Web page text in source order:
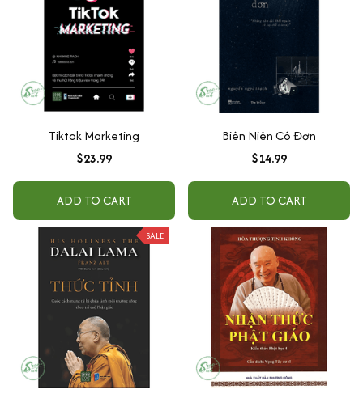
Tiktok Marketing
$23.99
ADD TO CART
Biên Niên Cô Đơn
$14.99
ADD TO CART
SALE